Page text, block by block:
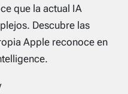
que la actual IA
Descubre las
Apple reconoce en